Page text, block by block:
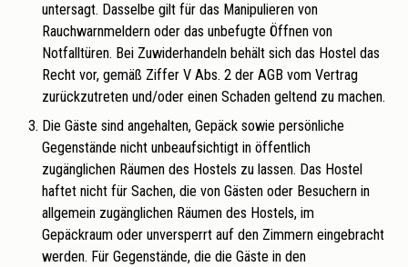
untersagt. Dasselbe gilt für das Manipulieren von
Rauchwarnmeldern oder das unbefugte Öffnen von
Notfalltüren. Bei Zuwiderhandeln behält sich das Hostel das
Recht vor, gemäß Ziffer V Abs. 2 der AGB vom Vertrag
zurückzutreten und/oder einen Schaden geltend zu machen.
Die Gäste sind angehalten, Gepäck sowie persönliche
Gegenstände nicht unbeaufsichtigt in öffentlich
zugänglichen Räumen des Hostels zu lassen. Das Hostel
haftet nicht für Sachen, die von Gästen oder Besuchern in
allgemein zugänglichen Räumen des Hostels, im
Gepäckraum oder unversperrt auf den Zimmern eingebracht
werden. Für Gegenstände, die die Gäste in den